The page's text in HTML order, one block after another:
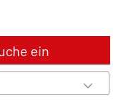
ein